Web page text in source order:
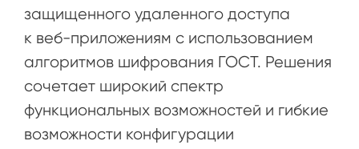
защищенного удаленного доступа
к веб-приложениям с использованием
алгоритмов шифрования ГОСТ. Решения
сочетает широкий спектр
функциональных возможностей и гибкие
возможности конфигурации